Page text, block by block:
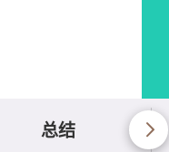
总结